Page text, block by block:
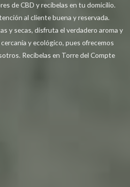
de CBD y recíbelas en tu domicilio.
al cliente buena y reservada.
y secas, disfruta el verdadero aroma y
y ecológico, pues ofrecemos
Recíbelas en Torre del Compte